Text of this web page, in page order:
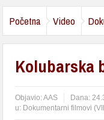
Početna Video
Kolubarska
Objavio:AAS Dana:
u: Dokumentarni filmovi